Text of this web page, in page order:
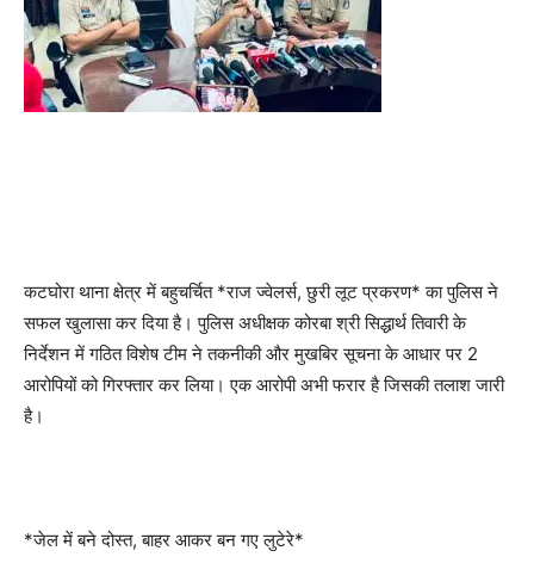
कटघोरा थाना क्षेत्र में बहुचर्चित *राज ज्वेलर्स, छुरी लूट प्रकरण* का पुलिस ने
सफल खुलासा कर दिया है। पुलिस अधीक्षक कोरबा श्री सिद्धार्थ तिवारी के
निर्देशन में गठित विशेष टीम ने तकनीकी और मुखबिर सूचना के आधार पर 2
आरोपियों को गिरफ्तार कर लिया। एक आरोपी अभी फरार है जिसकी तलाश जारी
है।
*जेल में बने दोस्त, बाहर आकर बन गए लुटेरे*